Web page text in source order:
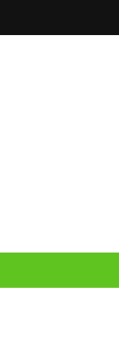
al contenido